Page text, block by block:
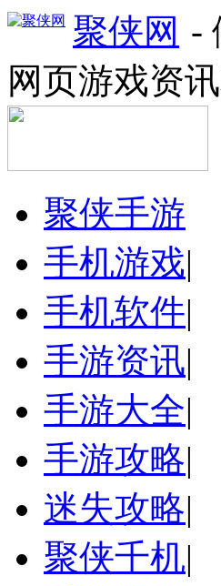
聚侠网 -
网页游戏资
聚侠手游
手机游戏|
手机软件|
手游资讯|
手游大全|
手游攻略|
迷失攻略|
聚侠千机|